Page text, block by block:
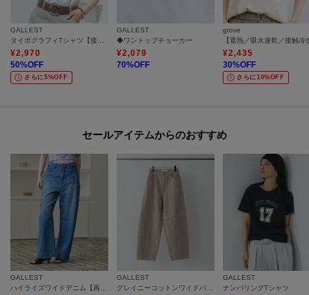
GALLEST
¥2,970
50%OFF
さらに5%OFF
GALLEST
◆ワントップチョーカー
¥2,079
70%OFF
grove
¥2,435
30%OFF
さらに10%OFF
セールアイテムからのおすすめ
GALLEST
ハイライズワイドデニム【再入荷／マシンウォッシャブル】
GALLEST
グレイニーコットンワイドパンツ
GALLEST
ナンバリングTシャツ